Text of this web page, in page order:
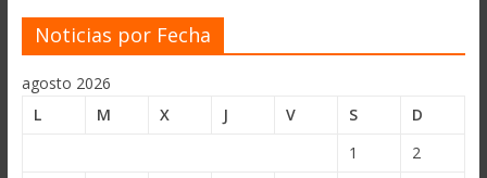
Noticias por Fecha
agosto 2026
L
M X J V S
D
1
2